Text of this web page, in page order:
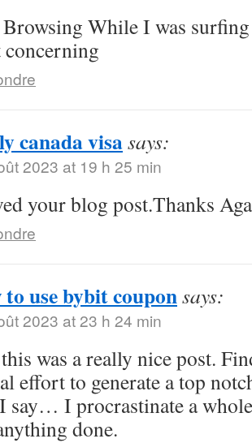
While I was
concerning
canada visasays:
2023 at 19 h 25 min
your blog post.Thanks
to use bybit couponsays:
2023 at 23 h 24 min
was a really nice post.
effort to generate a top
say… I procrastinate a
done.